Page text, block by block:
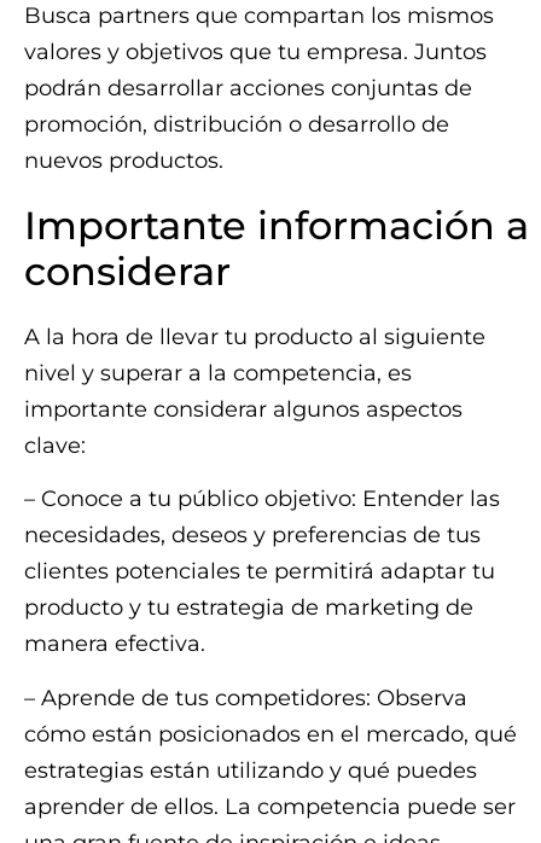
Busca partners que compartan los mismos
valores y objetivos que tu empresa. Juntos
podrán desarrollar acciones conjuntas de
promoción, distribución o desarrollo de
nuevos productos.
Importante información a
considerar
A la hora de llevar tu producto al siguiente
nivel y superar a la competencia, es
importante considerar algunos aspectos
clave:
– Conoce a tu público objetivo: Entender las
necesidades, deseos y preferencias de tus
clientes potenciales te permitirá adaptar tu
producto y tu estrategia de marketing de
manera efectiva.
– Aprende de tus competidores: Observa
cómo están posicionados en el mercado, qué
estrategias están utilizando y qué puedes
aprender de ellos. La competencia puede ser